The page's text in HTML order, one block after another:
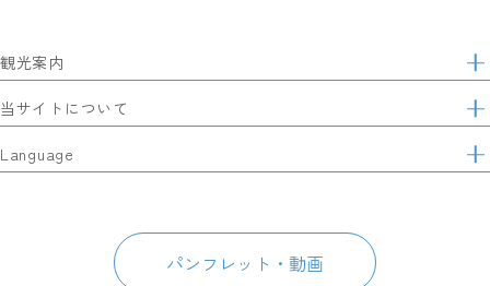
サ
イ
ト
マ
ッ
プ
観光案内
特集
モデルコース
当サイトについて
静岡県観光協会について
パンフレット・動画
Language
パンフレット・動画